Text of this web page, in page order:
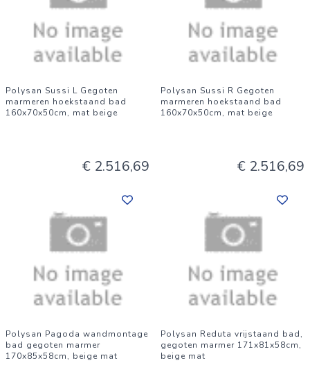
Polysan Sussi L Gegoten
marmeren hoekstaand bad
160x70x50cm, mat beige
€ 2.516,69
Polysan Sussi R Gegoten
marmeren hoekstaand bad
160x70x50cm, mat beige
€ 2.516,69
Polysan Pagoda wandmontage
bad gegoten marmer
170x85x58cm, beige mat
Polysan Reduta vrijstaand bad,
gegoten marmer 171x81x58cm,
beige mat